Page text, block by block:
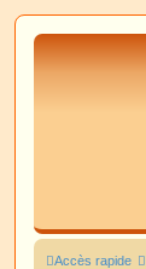
Accès rapide